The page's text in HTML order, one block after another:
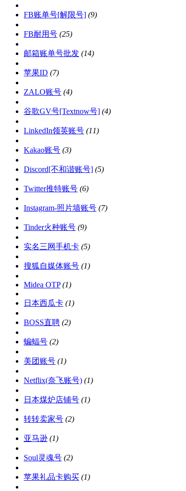
FB账单号[解限号] (9)
FB耐用号 (25)
邮箱账单号批发 (14)
苹果ID (7)
ZALO账号 (4)
谷歌GV号[Textnow号] (4)
LinkedIn领英账号 (11)
Kakao账号 (3)
Discord[不和谐账号] (5)
Twitter推特账号 (6)
Instagram-照片墙账号 (7)
Tinder火种账号 (9)
实名三网手机卡 (5)
搜狐自媒体账号 (1)
Midea OTP (1)
日本西瓜卡 (1)
BOSS直聘 (2)
蝙蝠号 (2)
美团账号 (1)
Netflix(奈飞账号) (1)
日本煤炉店铺号 (1)
转转卖家号 (2)
亚马逊 (1)
Soul灵魂号 (2)
苹果礼品卡购买 (1)